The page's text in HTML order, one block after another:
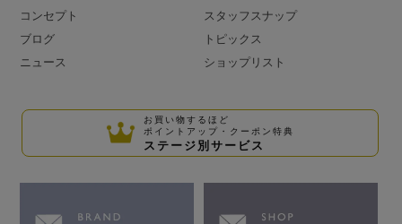
コンセプト
ブログ
ニュース
スタッフスナップ
トピックス
ショップリスト
お買い物するほど
ポイントアップ・クーポン特典
ステージ別サービス